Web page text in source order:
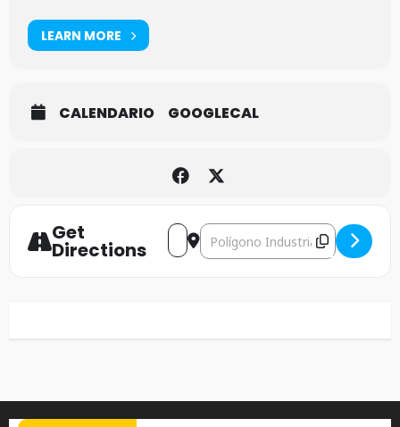
LEARN MORE
CALENDARIO GOOGLECAL
Get
Directions
Address - Napalm Death
Destination Address - Napalm